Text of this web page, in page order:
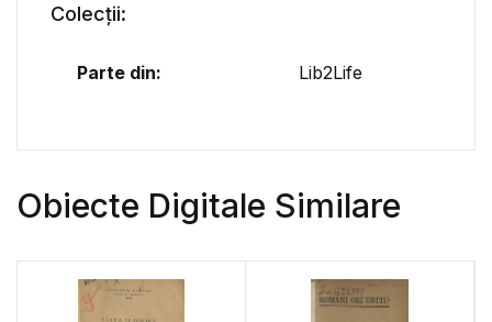
Colecții:
Parte din: Lib2Life
Obiecte Digitale Similare